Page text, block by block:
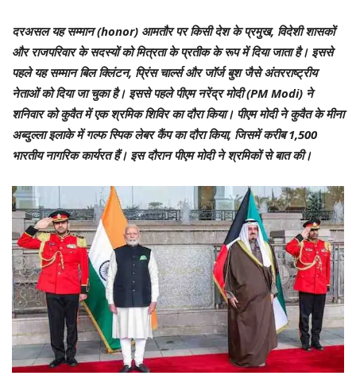
दरअसल यह सम्मान (honor) आमतौर पर किसी देश के प्रमुख, विदेशी शासकों
और राजपरिवार के सदस्यों को मित्रता के प्रतीक के रूप में दिया जाता है। इससे
पहले यह सम्मान बिल क्लिंटन, प्रिंस चार्ल्स और जॉर्ज बुश जैसे अंतरराष्ट्रीय
नेताओं को दिया जा चुका है। इससे पहले पीएम नरेंद्र मोदी (PM Modi) ने
शनिवार को कुवैत में एक श्रमिक शिविर का दौरा किया। पीएम मोदी ने कुवैत के मीना
अब्दुल्ला इलाके में गल्फ स्पिक लेबर कैंप का दौरा किया, जिसमें करीब 1,500
भारतीय नागरिक कार्यरत हैं। इस दौरान पीएम मोदी ने श्रमिकों से बात की।